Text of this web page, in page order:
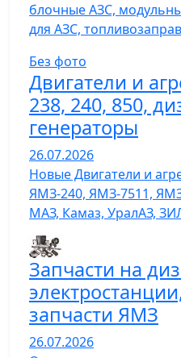
блочные АЗС,
для АЗС,
Без фото
Двигатели и
238, 240, 850,
генераторы
26.07.2026
Новые Двигатели и
ЯМЗ-240, ЯМЗ-7511,
МАЗ, Камаз, УралАЗ,
Запчасти на
запчасти ЯМЗ
26.07.2026